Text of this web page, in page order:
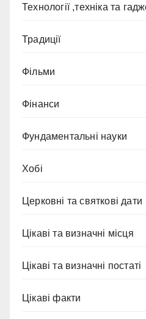
Технології ,техніка та
Традиції
Фільми
Фінанси
Фундаментальні науки
Хобі
Церковні та святкові дати
Цікаві та визначні місця
Цікаві та визначні постаті
Цікаві факти